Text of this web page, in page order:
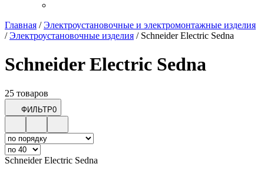
Главная /Электроустановочные и электромонтажные изделия
/Электроустановочные изделия / Schneider Electric Sedna
Schneider Electric Sedna
25 товаров
ФИЛЬТР0
Schneider Electric Sedna